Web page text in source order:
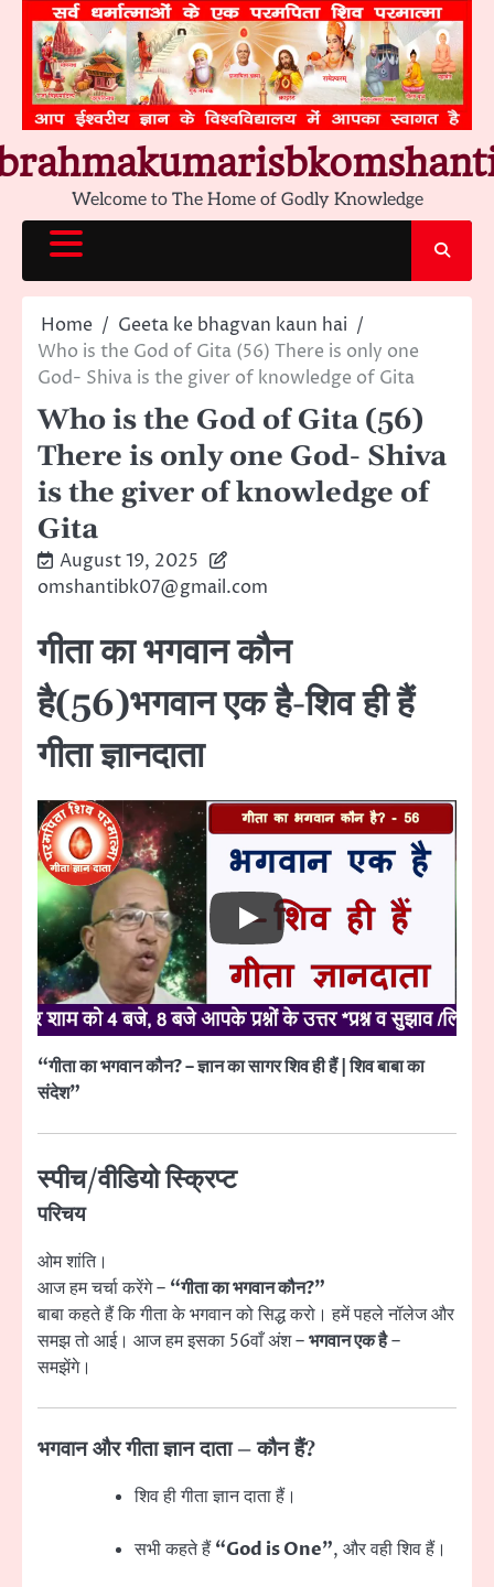
content
Welcome to The Home of Godly Knowledge
Home
Geeta ke bhagvan kaun hai
Who is the God of Gita (56) There is only one
God- Shiva is the giver of knowledge of Gita
Who is the God of Gita (56)
There is only one God- Shiva
is the giver of knowledge of
Gita
August 19, 2025
omshantibk07@gmail.com
गीता का भगवान काैन
है(56)भगवान एक है-शिव ही हैं
गीता ज्ञानदाता
“गीता का भगवान कौन? – ज्ञान का सागर शिव ही हैं | शिव बाबा का
संदेश”
स्पीच/वीडियो स्क्रिप्ट
परिचय
ओम शांति।
आज हम चर्चा करेंगे – “गीता का भगवान कौन?”
बाबा कहते हैं कि गीता के भगवान को सिद्ध करो। हमें पहले नॉलेज और
समझ तो आई। आज हम इसका 56वाँ अंश –भगवान एक है–
समझेंगे।
भगवान और गीता ज्ञान दाता – कौन हैं?
शिव ही गीता ज्ञान दाता हैं।
सभी कहते हैं“God is One”, और वही शिव हैं।